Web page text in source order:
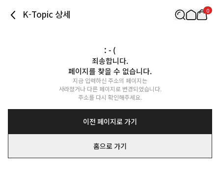
K-Topic 상세 0
: - (
죄송합니다.
페이지를 찾을 수 없습니다.
지금 입력하신 주소의 페이지는
사라졌거나 다른 페이지로 변경되었습니다.
주소를 다시 확인해주세요.
이전 페이지로 가기
홈으로 가기